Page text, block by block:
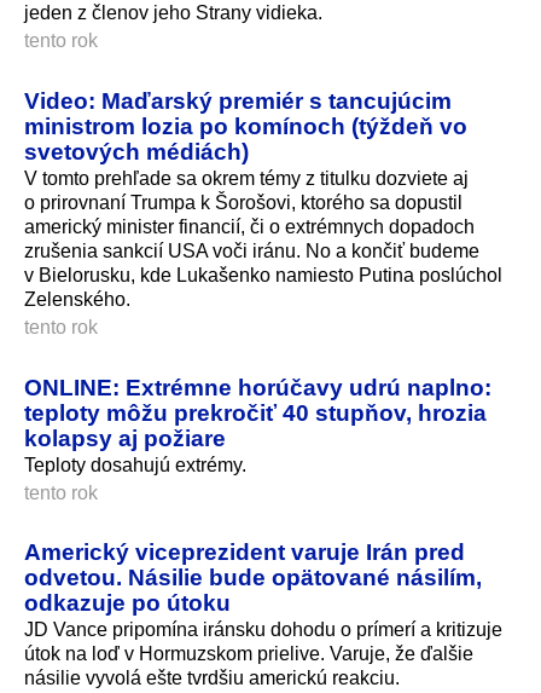
jeden z členov jeho Strany vidieka.
tento rok
Video: Maďarský premiér s tancujúcim
ministrom lozia po komínoch (týždeň vo
svetových médiách)
V tomto prehľade sa okrem témy z titulku dozviete aj
o prirovnaní Trumpa k Šorošovi, ktorého sa dopustil
americký minister financií, či o extrémnych dopadoch
zrušenia sankcií USA voči iránu. No a končiť budeme
v Bielorusku, kde Lukašenko namiesto Putina poslúchol
Zelenského.
tento rok
ONLINE: Extrémne horúčavy udrú naplno:
teploty môžu prekročiť 40 stupňov, hrozia
kolapsy aj požiare
Teploty dosahujú extrémy.
tento rok
Americký viceprezident varuje Irán pred
odvetou. Násilie bude opätované násilím,
odkazuje po útoku
JD Vance pripomína iránsku dohodu o prímerí a kritizuje
útok na loď v Hormuzskom prielive. Varuje, že ďalšie
násilie vyvolá ešte tvrdšiu americkú reakciu.